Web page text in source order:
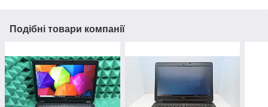
Подібні товари компанії